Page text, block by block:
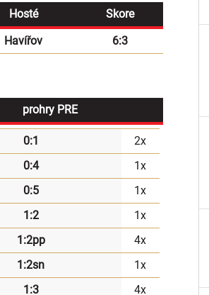
Hosté
Skore
Havířov 6:3
prohry PRE
0:1
2x
0:4
1x
0:5
1x
1:2
1x
1:2pp
4x
1:2sn
1x
1:3
4x